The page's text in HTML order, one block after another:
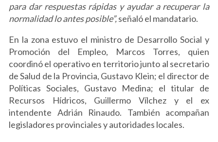
para dar respuestas rápidas y ayudar a recuperar la
normalidad lo antes posible”,señaló el mandatario.
En la zona estuvo el ministro de Desarrollo Social y
Promoción del Empleo, Marcos Torres, quien
coordinó el operativo en territorio junto al secretario
de Salud de la Provincia, Gustavo Klein; el director de
Políticas Sociales, Gustavo Medina; el titular de
Recursos Hídricos, Guillermo Vílchez y el ex
intendente Adrián Rinaudo. También acompañan
legisladores provinciales y autoridades locales.